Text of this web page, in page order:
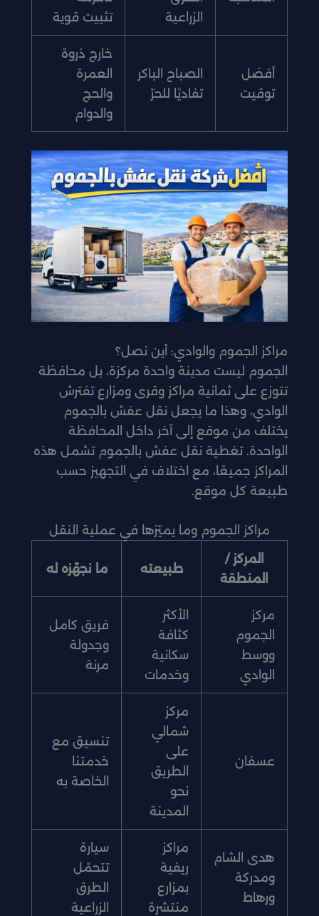
الزراعية
تثبيت قوية
أفضل
توقيت
الصباح الباكر
تفاديًا للحرّ
خارج ذروة
العمرة
والحج
والدوام
مراكز الجموم والوادي: أين نصل؟
الجموم ليست مدينة واحدة مركزة، بل محافظة
تتوزع على ثمانية مراكز وقرى ومزارع تفترش
الوادي، وهذا ما يجعل نقل عفش بالجموم
يختلف من موقع إلى آخر داخل المحافظة
الواحدة. تغطية نقل عفش بالجموم تشمل هذه
المراكز جميعًا، مع اختلاف في التجهيز حسب
طبيعة كل موقع.
مراكز الجموم وما يميّزها في عملية النقل
المركز /
المنطقة
طبيعته ما نجهّزه له
مركز
الجموم
ووسط
الوادي
الأكثر
كثافة
سكانية
وخدمات
فريق كامل
وجدولة
مرنة
عسفان
مركز
شمالي
على
الطريق
نحو
المدينة
تنسيق مع
خدمتنا
الخاصة به
هدى الشام
ومدركة
ورهاط
مراكز
ريفية
بمزارع
منتشرة
سيارة
تتحمّل
الطرق
الزراعية